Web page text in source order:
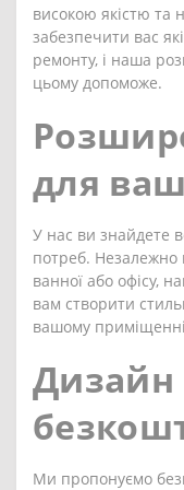
високою якістю та
забезпечити вас
ремонту, і наша
цьому допоможе.
для
У нас ви знайдете
потреб. Незалежно
ванної або офісу,
вам створити
вашому
Дизайн
Ми пропонуємо